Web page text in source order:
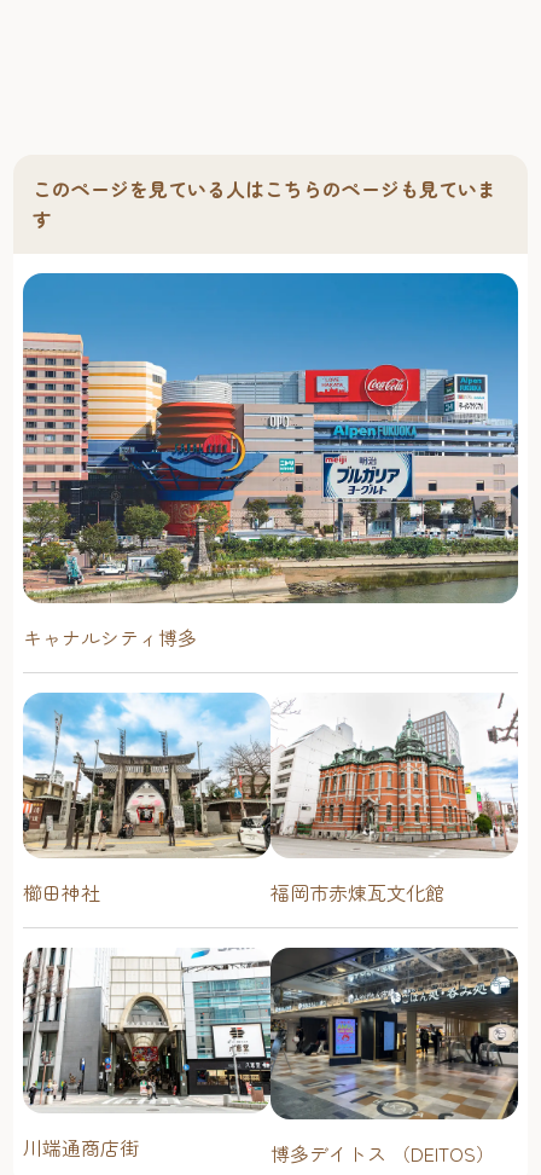
このページを見ている人はこちらのページも見ていま
す
キャナルシティ博多
櫛田神社 福岡市赤煉瓦文化館
川端通商店街 博多デイトス （DEITOS）